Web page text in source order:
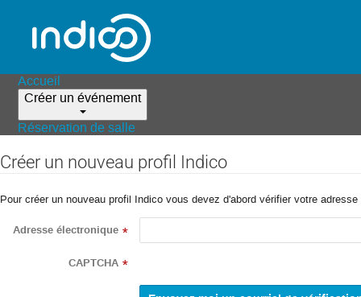
Accueil
Créer un événement
Réservation de salle
Créer un nouveau profil Indico
Pour créer un nouveau profil Indico vous devez d'abord vérifier votre
Adresse électronique *
CAPTCHA *